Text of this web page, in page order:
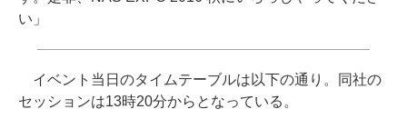
い」
イベント当日のタイムテーブルは以下の通り。同社の
セッションは13時20分からとなっている。